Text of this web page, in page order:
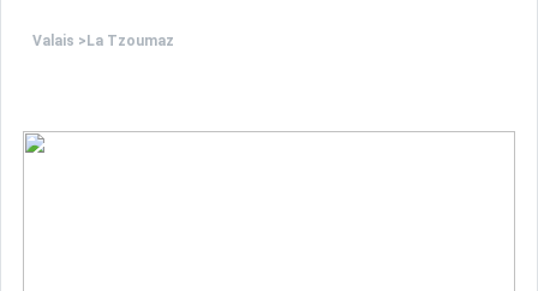
Valais > La Tzoumaz